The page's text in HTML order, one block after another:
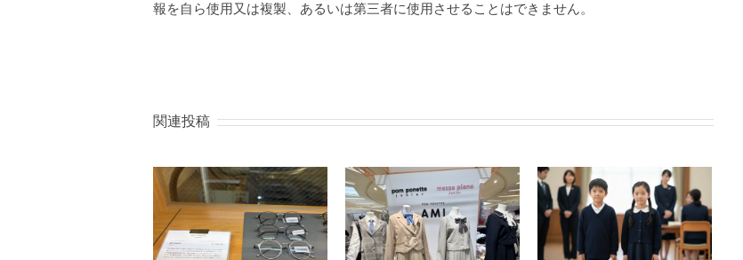
報を自ら使用又は複製、あるいは第三者に使用させることはできません。
関連投稿